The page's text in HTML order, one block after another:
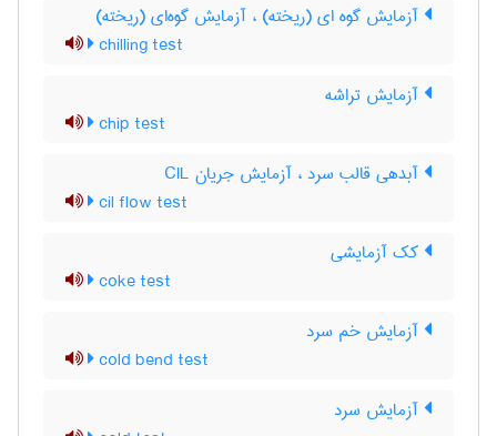
آزمایش گوه ای (ریخته) ، آزمایش گوه‌ای (ریخته)
chilling test
آزمایش تراشه
chip test
آبدهی قالب سرد ، آزمایش جریان CIL
cil flow test
کک آزمایشی
coke test
آزمایش خم سرد
cold bend test
آزمایش سرد